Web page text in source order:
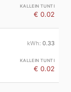
€ 0.02
0.33
€ 0.02